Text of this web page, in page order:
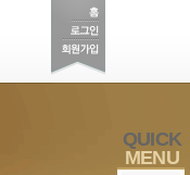
QUICK
MENU